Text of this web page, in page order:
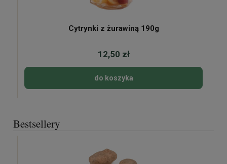
Cytrynki z żurawiną 190g
12,50 zł
do koszyka
Bestsellery